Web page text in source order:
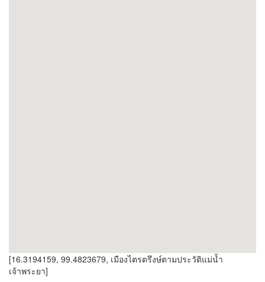
[16.3194159, 99.4823679, เมืองไตรตรึงษ์ตามประวัติแม่น้ำ
เจ้าพระยา]